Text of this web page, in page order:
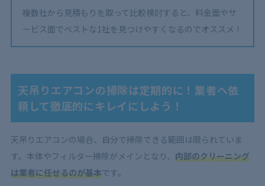
複数社から見積もりを取って比較検討すると、料金面やサ
ービス面でベストな1社を見つけやすくなるのでオススメ！
天吊りエアコンの掃除は定期的に！業者へ依
頼して徹底的にキレイにしよう！
天吊りエアコンの場合、自分で掃除できる範囲は限られていま
す。本体やフィルター掃除がメインとなり、 内部のクリーニング
は業者に任せるのが基本です。